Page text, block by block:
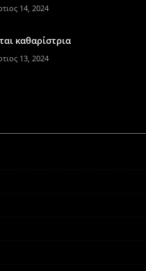
14, 2024
καθαρίστρια
13, 2024